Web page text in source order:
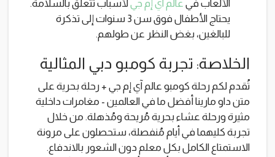
الألعاب في عالم آي إم جيلأسباب تتعلق بالسلامة.
يحتاج الأطفال فوق سن 3 سنوات إلى تذكرة
للبالغين، بغض النظر عن طولهم.
الخلاصة: تجربة كومبو دبي المثالية
تُقدم لكم رحلة كومبو عالم آي إم جي + رحلة بحرية على
متن داو مارينا أفضل ما في العالمين - مغامرات داخلية
مثيرة ورحلة عشاء بحرية مُريحة ومُذهلة. من خلال
تجربة كليهما في أيام مُنفصلة، ​​ستحصلون على مرونة
الاستمتاع الكامل بكل معلم دون الشعور بالاندفاع.